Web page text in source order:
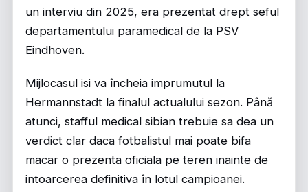
un interviu din 2025, era prezentat drept seful
departamentului paramedical de la PSV
Eindhoven.
Mijlocasul isi va încheia imprumutul la
Hermannstadt la finalul actualului sezon. Până
atunci, stafful medical sibian trebuie sa dea un
verdict clar daca fotbalistul mai poate bifa
macar o prezenta oficiala pe teren inainte de
intoarcerea definitiva în lotul campioanei.